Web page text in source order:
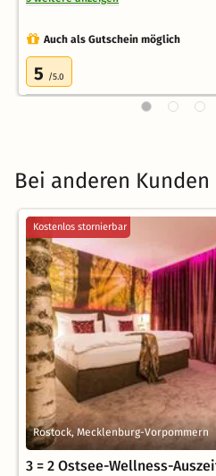
Auch als Gutschein möglich
5 /5.0
Bei anderen
Kostenlos stornierbar
Rostock, Mecklenburg-Vorpommern
3 = 2 Ostsee-Wellness-